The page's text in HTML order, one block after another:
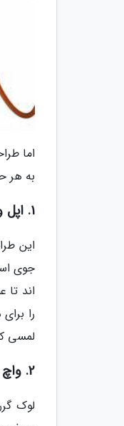
اما
به هر
1. اپل ویژن جوی استیک پرو مکس (Apple Vision Joystick Pro Max)
جوی
اند
لمسی
2. واچ ایکس (Watch X)